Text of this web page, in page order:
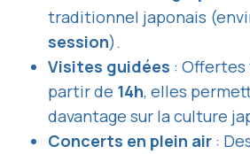
traditionnel japonais
session).
Visites guidées : Offertes
partir de 14h, elles
davantage sur la culture
Concerts en plein air :